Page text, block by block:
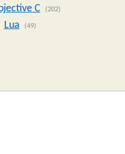
C (202)
Lua (49)